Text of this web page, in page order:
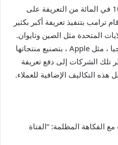
في حين تم وضع “خط أساسي” 10 في المائة من التعريفة على
ترامب بتنفيذ تعريفة أكبر بكثير
المتحدة مثل الصين وتايوان.
تقوم العديد من شركات التكنولوجيا ، مثل Apple ، بتصنيع منتجاتها
تلك الشركات إلى دفع تعريفة
التكاليف الإضافية للعملاء.
الفكاهة المظلمة: “الفتاة